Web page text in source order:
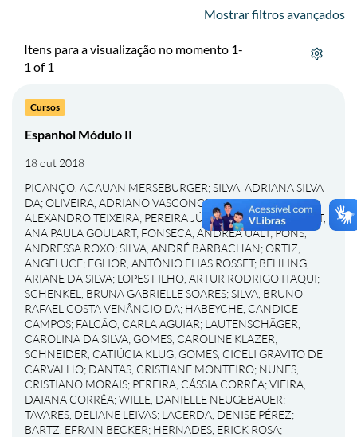
Mostrar filtros avançados
Itens para a visualização no momento 1-
1 of 1
Cursos
Espanhol Módulo II
18 out 2018
PICANÇO, ACAUAN MERSEBURGER;SILVA, ADRIANA SILVA
DA;OLIVEIRA, ADRIANO VASCONCELOS DE;GOMES,
ALEXANDRO TEIXEIRA; PEREIRA JÚNIOR, ALÉRCIO; BONAT,
ANA PAULA GOULART; FONSECA, ANDREA UALT;PONS,
ANDRESSA ROXO;SILVA, ANDRÉ BARBACHAN;ORTIZ,
ANGELUCE; EGLIOR, ANTÔNIO ELIAS ROSSET; BEHLING,
ARIANE DA SILVA; LOPES FILHO, ARTUR RODRIGO ITAQUI;
SCHENKEL, BRUNA GABRIELLE SOARES;SILVA, BRUNO
RAFAEL COSTA VENÂNCIO DA; HABEYCHE, CANDICE
CAMPOS; FALCÃO, CARLA AGUIAR; LAUTENSCHÄGER,
CAROLINA DA SILVA; GOMES, CAROLINE KLAZER;
SCHNEIDER, CATIÚCIA KLUG; GOMES, CICELI GRAVITO DE
CARVALHO; DANTAS, CRISTIANE MONTEIRO; NUNES,
CRISTIANO MORAIS; PEREIRA, CÁSSIA CORRÊA;VIEIRA,
DAIANA CORRÊA;WILLE, DANIELLE NEUGEBAUER;
TAVARES, DELIANE LEIVAS; LACERDA, DENISE PÉREZ;
BARTZ, EFRAIN BECKER; HERNADES, ERICK ROSA;